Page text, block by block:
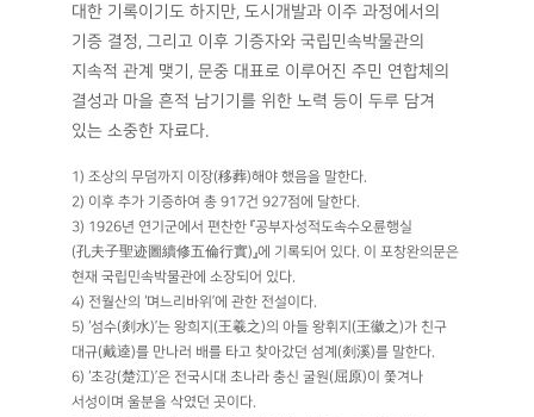
대한 기록이기도 하지만, 도시개발과 이주 과정에서의
기증 결정, 그리고 이후 기증자와 국립민속박물관의
지속적 관계 맺기, 문중 대표로 이루어진 주민 연합체의
결성과 마을 흔적 남기기를 위한 노력 등이 두루 담겨
있는 소중한 자료다.
1) 조상의 무덤까지 이장(移葬)해야 했음을 말한다.
2) 이후 추가 기증하여 총 917건 927점에 달한다.
3) 1926년 연기군에서 편찬한 『공부자성적도속수오륜행실
(孔夫子聖迹圖續修五倫行實)』에 기록되어 있다. 이 포창완의문은
현재 국립민속박물관에 소장되어 있다.
4) 전월산의 ‘며느리바위’에 관한 전설이다.
5) ‘섬수(剡水)’는 왕희지(王羲之)의 아들 왕휘지(王徽之)가 친구
대규(戴逵)를 만나러 배를 타고 찾아갔던 섬계(剡溪)를 말한다.
6) ‘초강(楚江)’은 전국시대 초나라 충신 굴원(屈原)이 쫓겨나
서성이며 울분을 삭였던 곳이다.